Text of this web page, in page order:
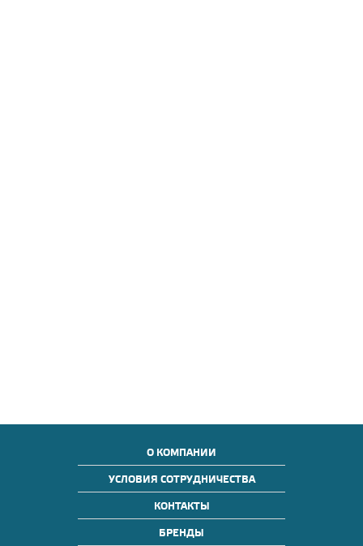
О КОМПАНИИ
УСЛОВИЯ СОТРУДНИЧЕСТВА
КОНТАКТЫ
БРЕНДЫ